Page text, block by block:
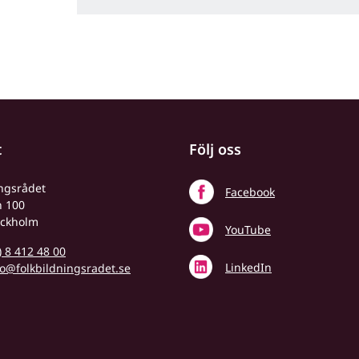
100
8 412 48 00
Följ oss
Facebook
YouTube
LinkedIn